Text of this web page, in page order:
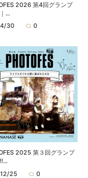
2026 第4回グランプ
...
30
0
2025 第３回グランプ
25
0